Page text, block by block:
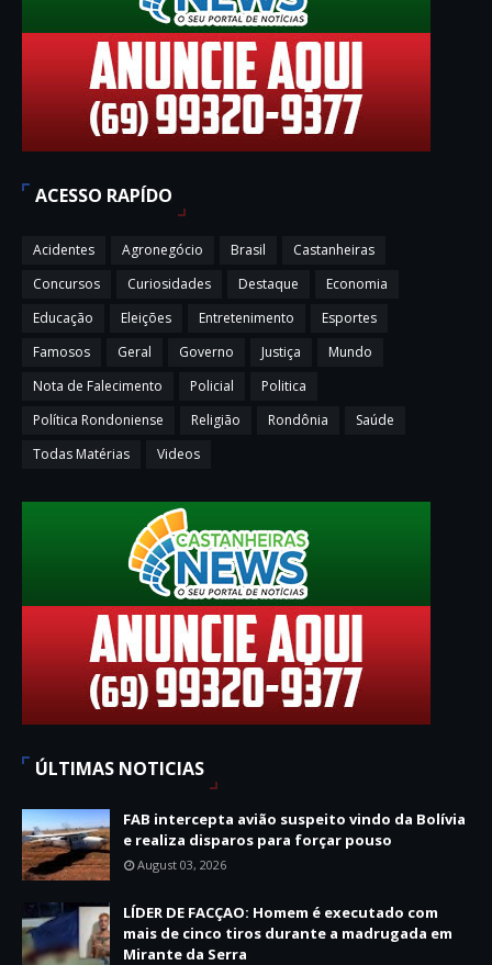
ACESSO RAPÍDO
Acidentes Agronegócio Brasil
Castanheiras
Concursos
Curiosidades Destaque
Economia
Educação
Eleições Entretenimento
Esportes
Famosos
Geral Governo Justiça
Mundo
Nota de Falecimento
Policial
Politica
Política Rondoniense
Religião Rondônia
Saúde
Todas Matérias
Videos
ÚLTIMAS NOTICIAS
FAB intercepta avião suspeito vindo da Bolívia
e realiza disparos para forçar pouso
August 03, 2026
LÍDER DE FACÇAO: Homem é executado com
mais de cinco tiros durante a madrugada em
Mirante da Serra